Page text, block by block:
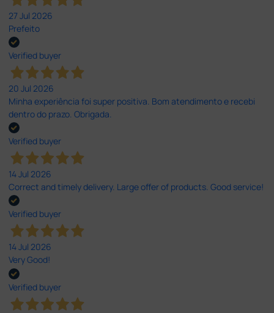
27 Jul 2026
Prefeito
Verified buyer
20 Jul 2026
Minha experiência foi super positiva. Bom atendimento e recebi
dentro do prazo. Obrigada.
Verified buyer
14 Jul 2026
Correct and timely delivery. Large offer of products. Good service!
Verified buyer
14 Jul 2026
Very Good!
Verified buyer